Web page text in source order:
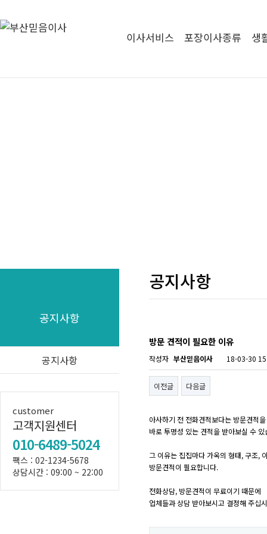
이사서비스 포장이사종류 생
공지사항
공지사항
customer
고객지원센터
010-6489-5024
팩스 : 02-1234-5678
상담시간 : 09:00 ~ 22:00
공지사항
방문 견적이 필요한 이유
작성자 부산믿음이사 18-03-30
이전글 다음글
아사하기 전 전화견적보다는 방문견적
바로 투명성 있는 견적을 받아보실 수 있
그 이유는 집집마다 가옥의 형태, 구조,
방문견적이 필요합니다.
전화상담, 방문견적이 무료이기 때문에
업체들과 상담 받아보시고 결정해 주십